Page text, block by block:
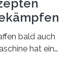
bald auch
hat ein